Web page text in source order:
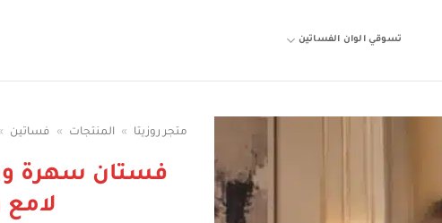
تسوقي الوان الفساتين
متجر روزيتا » المنتجات » فساتين
فستان سهرة